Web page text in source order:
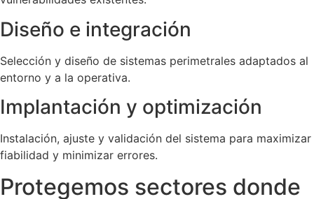
Diseño e integración
Selección y diseño de sistemas perimetrales adaptados al
entorno y a la operativa.
Implantación y optimización
Instalación, ajuste y validación del sistema para maximizar
fiabilidad y minimizar errores.
Protegemos sectores donde